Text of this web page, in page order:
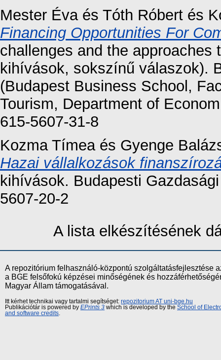
Mester Évaés Tóth Róbert és
Financing Opportunities For
challenges and the
kihívások, sokszínű válaszok).
(Budapest Business School,
Tourism, Department of
615-5607-31-8
Kozma Tímeaés Gyenge
Hazai vállalkozások
kihívások. Budapesti
5607-20-2
A lista elkészítésének
A repozitórium felhasználó-központú szolgáltatásfejlesztése
a BGE felsőfokú képzései minőségének és
Magyar Állam támogatásával.
Itt kérhet technikai vagy tartalmi segítséget: repozitorium AT uni-bge.hu
Publikációtár is powered by EPrints 3 which is developed by the School of
and software credits